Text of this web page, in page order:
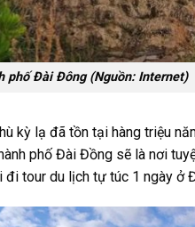
phố Đài Đông (Nguồn: Internet)
kỳ lạ đã tồn tại hàng triệu
phố Đài Đồng sẽ là nơi
đi tour du lịch tự túc​ 1 ngày ở